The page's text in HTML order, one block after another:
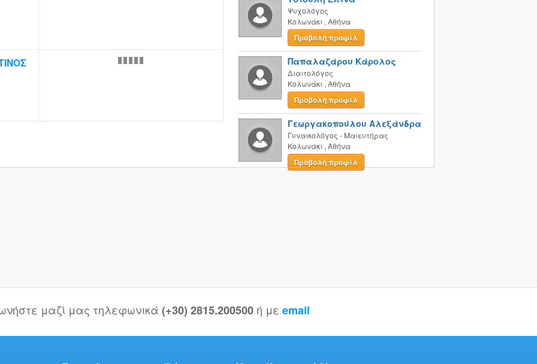
Ψυχολόγος
Κολωνάκι , Αθήνα
Προβολή προφίλ
Παπαλαζάρου Κάρολος
Διαιτολόγος
Κολωνάκι , Αθήνα
Προβολή προφίλ
Γεωργακοπούλου Αλεξάνδρα
Γυναικολόγος - Μαιευτήρας
Κολωνάκι , Αθήνα
Προβολή προφίλ
μαζί μας τηλεφωνικά (+30) 2815.200500 ή με email